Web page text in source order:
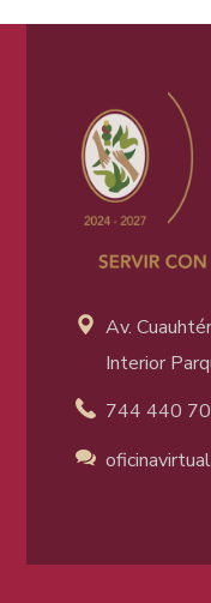
Av.
Interior
744 440